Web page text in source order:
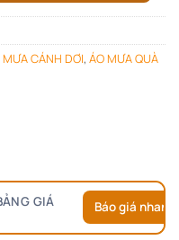
MƯA CÁNH DƠI, ÁO MƯA QUÀ
GIÁ Báo giá